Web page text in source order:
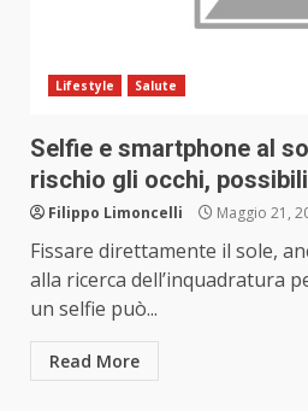
Lifestyle Salute
Selfie e smartphone al
rischio gli occhi,
Filippo Limoncelli Maggio 21,
Fissare direttamente il sole,
alla ricerca dell’inquadratura
un selfie può...
Read More